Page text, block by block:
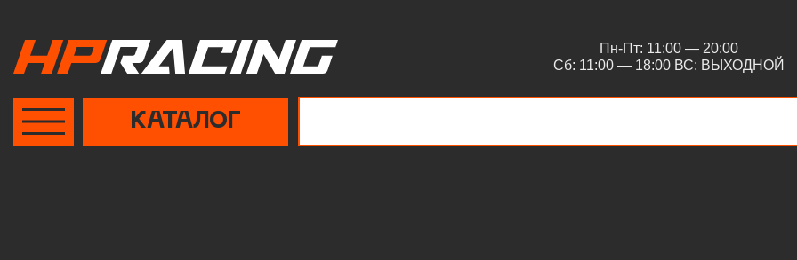
Пн-Пт: 11:00 — 20:00
Сб: 11:00 — 18:00 ВС: ВЫХОДНОЙ
КАТАЛОГ